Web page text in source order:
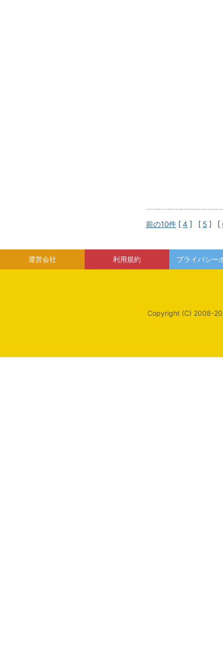
前の10件 [ 4 ] [ 5 ] [
運営会社 利用規約 プライバシー
Copyright (C) 2008-